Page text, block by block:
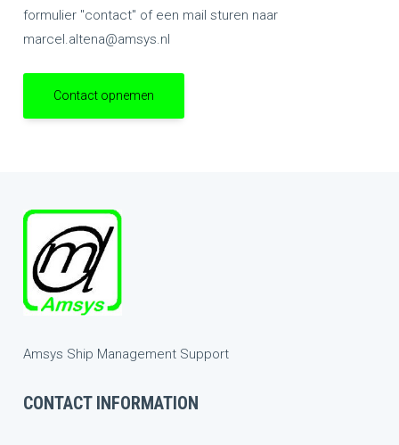
formulier "contact" of een mail sturen naar
marcel.altena@amsys.nl
Contact opnemen
Amsys Ship Management Support
CONTACT INFORMATION